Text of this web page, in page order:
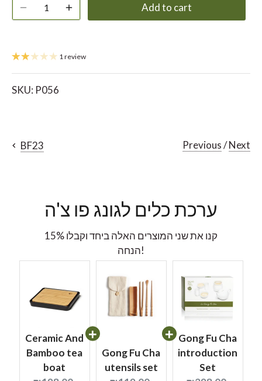
Add to cart
1 review
SKU: P056
BF23 Previous/Next
ערכת כלים לגונג פו צ'ה
קנו את שני המוצרים האלה ביחד וקבלו 15%
הנחה!
Ceramic And
Bamboo tea
boat
Gong Fu Cha
utensils set
Gong Fu Cha
introduction
Set